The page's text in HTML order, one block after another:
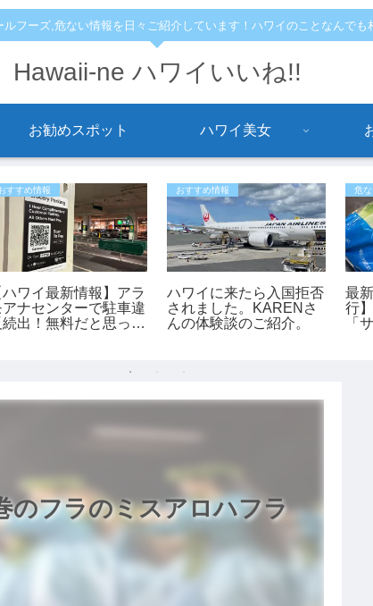
フーズ,危ない情報を日々ご紹介しています！ハワイのことなんでも
Hawaii-ne ハワイいいね!!
お勧めスポット ハワイ美女
すすめ情報
ハワイ最新情報】アラ
アナセンターで駐車違
続出！無料だと思って
おすすめ情報
ハワイに来たら入国拒否
されました。KARENさ
んの体験談のご紹介。
危
最
行
「
のフラのミスアロハフラ